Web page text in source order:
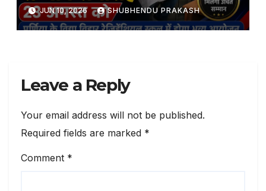
JUN 10, 2026 SHUBHENDU PRAKASH
Leave a Reply
Your email address will not be published.
Required fields are marked *
Comment *